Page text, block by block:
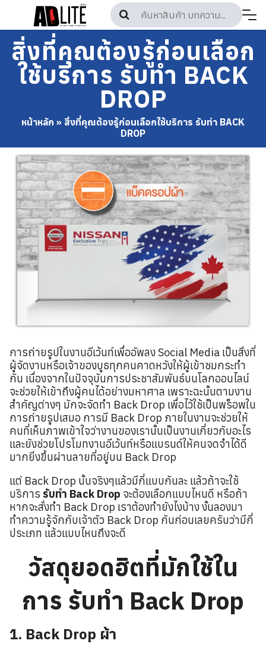
content
สิ่งที่คุณต้องรู้ก่อนเลือก
ใช้บริการ รับทำ BACK
DROP
หน้าหลัก » สิ่งที่คุณต้องรู้ก่อนเลือกใช้บริการ รับทำ BACK
DROP
การถ่ายรูปในงานอีเว้นท์เพื่ออัพลง Social Media เป็นสิ่งที่
ผู้จัดงานหรือเจ้าของบูธทุกคนคาดหวังให้ผู้เข้าชมกระทำ
กัน เนื่องจากในปัจจุบันการประชาสัมพันธ์บนโลกออนไลน์
จะช่วยให้เข้าถึงผู้คนได้อย่างมหาศาล เพราะฉะนั้นตามงาน
สำคัญต่างๆ มักจะจัดทำ Back Drop เพื่อไว้ใช้เป็นพร็อพใน
การถ่ายรูปเสมอ การมี Back Drop ภายในงานจะช่วยให้
คนที่เห็นภาพเข้าใจว่างานของเรานั้นเป็นงานเกี่ยวกับอะไร
และยังช่วยโปรโมทงานอีเว้นท์หรือแบรนด์ให้คนจดจำได้ดี
มากยิ่งขึ้นผ่านลายที่อยู่บน Back Drop
แต่ Back Drop นั้นจริงๆแล้วมีกี่แบบกันละ แล้วถ้าจะใช้
บริการ รับทำ Back Drop จะต้องเลือกแบบไหนดี หรือถ้า
หากจะสั่งทำ Back Drop เราต้องทำยังไงบ้าง งั้นลองมา
ทำความรู้จักกับเจ้าตัว Back Drop กันก่อนเลยครับว่ามีกี่
ประเภท แล้วแบบไหนถึงจะดี
วัสดุยอดฮิตที่มักใช้ใน
การ รับทำ Back Drop
1. Back Drop ผ้า